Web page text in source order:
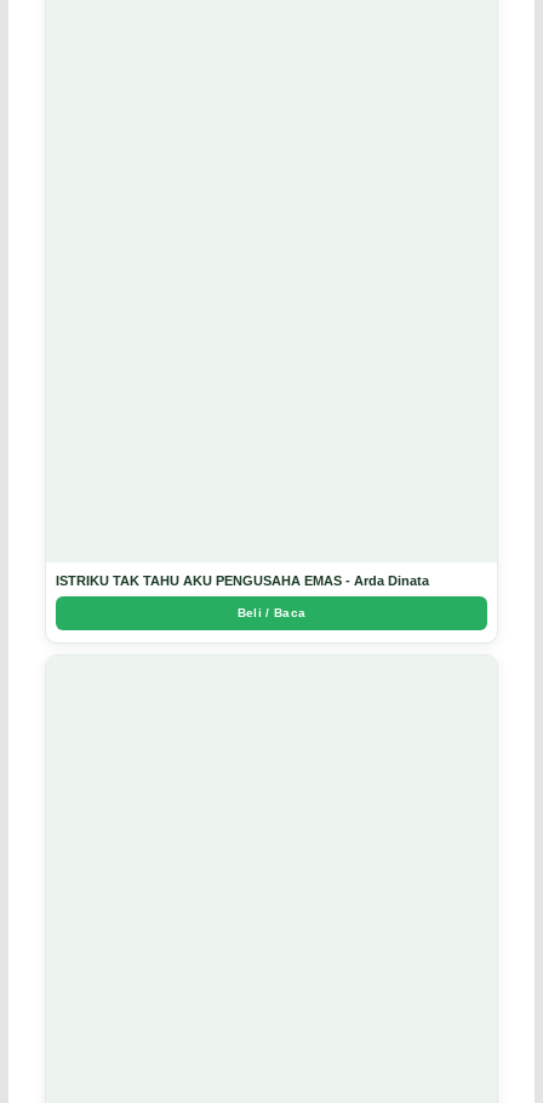
ISTRIKU TAK TAHU AKU PENGUSAHA EMAS - Arda Dinata
Beli / Baca